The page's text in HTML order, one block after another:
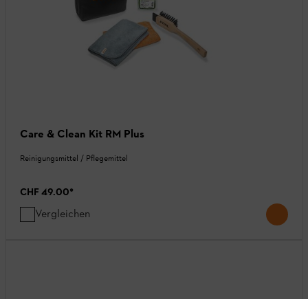
Care & Clean Kit RM Plus
Reinigungsmittel / Pflegemittel
CHF 49.00*
Vergleichen